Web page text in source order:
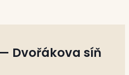
Dvořákova síň